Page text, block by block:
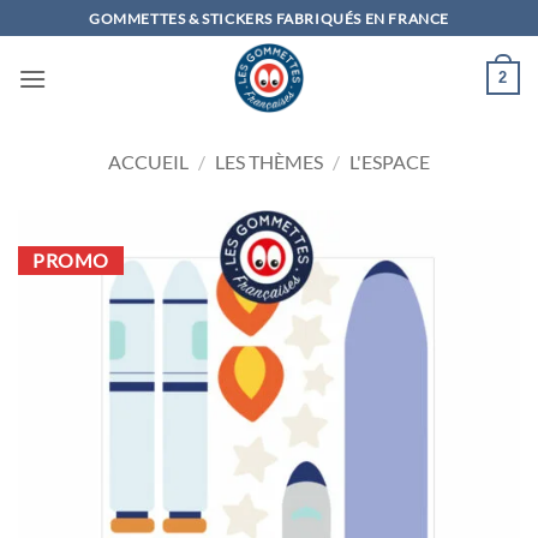
au
contenu
GOMMETTES & STICKERS FABRIQUÉS EN FRANCE
2
ACCUEIL / LES THÈMES / L'ESPACE
PROMO